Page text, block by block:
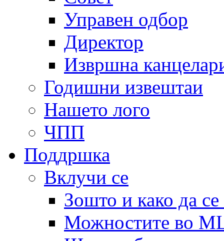
Управен одбор
Директор
Извршна
Годишни извештаи
Нашето лого
ЧПП
Поддршка
Вклучи се
Зошто и како да
Можностите во